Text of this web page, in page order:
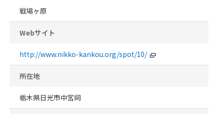
戦場ヶ原
Webサイト
http://www.nikko-kankou.org/spot/10/
所在地
栃木県日光市中宮祠